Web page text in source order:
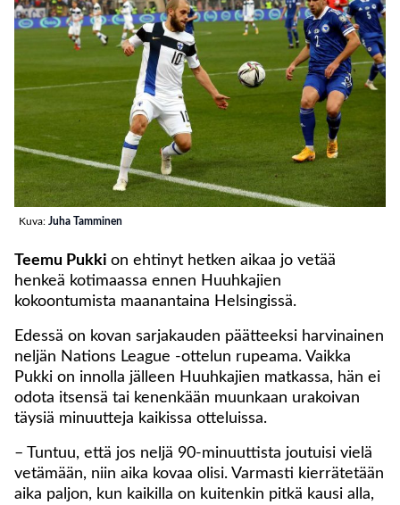
Kuva: Juha Tamminen
Teemu Pukki on ehtinyt hetken aikaa jo vetää
henkeä kotimaassa ennen Huuhkajien
kokoontumista maanantaina Helsingissä.
Edessä on kovan sarjakauden päätteeksi harvinainen
neljän Nations League -ottelun rupeama. Vaikka
Pukki on innolla jälleen Huuhkajien matkassa, hän ei
odota itsensä tai kenenkään muunkaan urakoivan
täysiä minuutteja kaikissa otteluissa.
– Tuntuu, että jos neljä 90-minuuttista joutuisi vielä
vetämään, niin aika kovaa olisi. Varmasti kierrätetään
aika paljon, kun kaikilla on kuitenkin pitkä kausi alla,